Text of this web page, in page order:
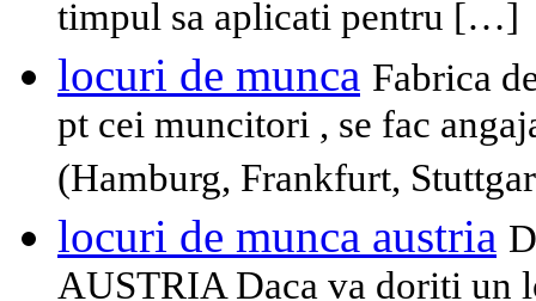
timpul sa aplicati pentru […]
locuri de munca Fabrica
pt cei muncitori , se fac
(Hamburg, Frankfurt,
locuri de munca austria
AUSTRIA Daca va doriti un